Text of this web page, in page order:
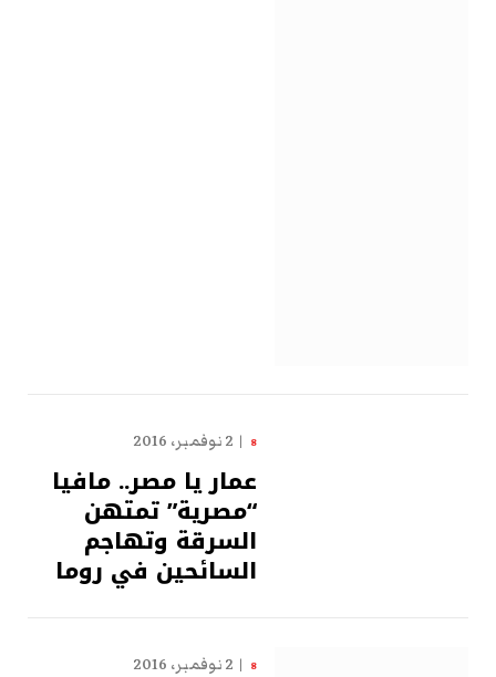
8 2 نوفمبر، 2016
عمار يا مصر.. مافيا
“مصرية” تمتهن
السرقة وتهاجم
السائحين في روما
8 2 نوفمبر، 2016